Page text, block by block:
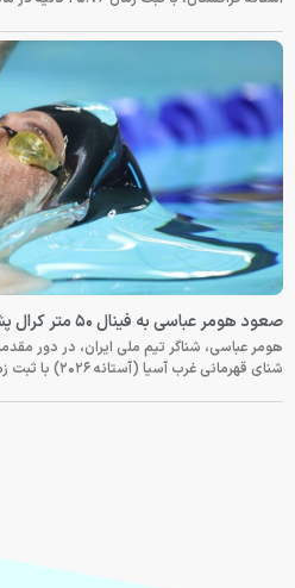
صعود هومر عباسی به فینال ۵۰ متر کرال پشت مسابقات غرب آسیا
شنای قهرمانی غرب آسیا (آستانه ۲۰۲۶) با ثبت زمان ۲۵.۶۷ ثانیه در جایگاه نخست قرار